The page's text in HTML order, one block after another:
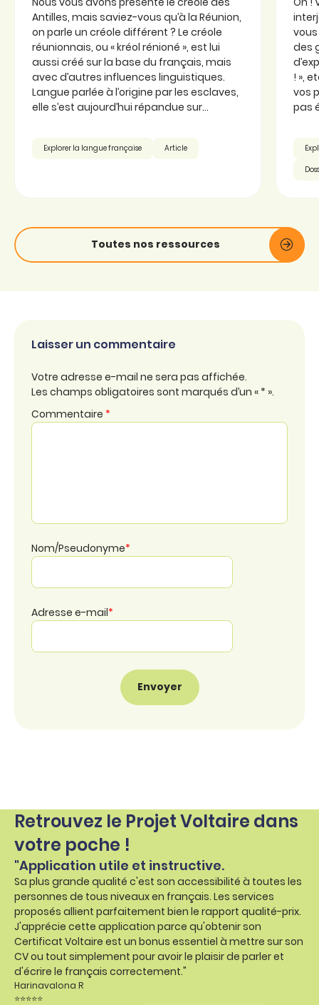
Antilles, mais saviez-vous qu’à la Réunion,
on parle un créole différent ? Le créole
réunionnais, ou « kréol rénioné », est lui
aussi créé sur la base du français, mais
avec d’autres influences linguistiques.
Langue parlée à l’origine par les esclaves,
elle s’est aujourd’hui répandue sur...
Explorer la langue française Article
des
! »,
vos
pas
Toutes nos ressources
Laisser un commentaire
Votre adresse e-mail ne sera pas affichée.
Les champs obligatoires sont marqués d’un « * ».
Commentaire *
Nom/Pseudonyme*
Adresse e-mail*
Retrouvez le Projet Voltaire dans
votre poche !
"Application utile et instructive.
Sa plus grande qualité c'est son accessibilité à toutes les
personnes de tous niveaux en français. Les services
proposés allient parfaitement bien le rapport qualité-prix.
J'apprécie cette application parce qu'obtenir son
Certificat Voltaire est un bonus essentiel à mettre sur son
CV ou tout simplement pour avoir le plaisir de parler et
d'écrire le français correctement."
Harinavalona R
⭐⭐⭐⭐⭐